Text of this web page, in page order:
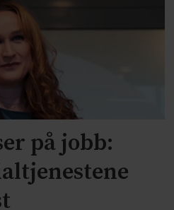
på jobb: